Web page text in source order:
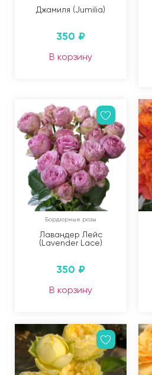
Джамиля (Jumilia)
350 ₽
В корзину
Бордюрные розы
Лавандер Лейс
(Lavender Lace)
350 ₽
В корзину